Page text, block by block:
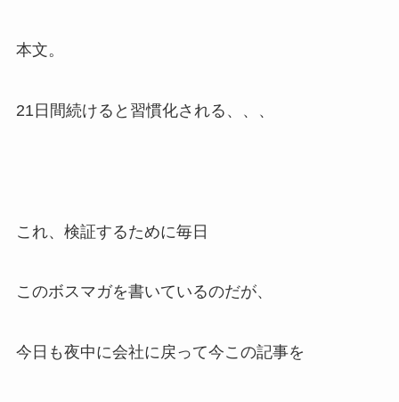
本文。
21日間続けると習慣化される、、、
これ、検証するために毎日
このボスマガを書いているのだが、
今日も夜中に会社に戻って今この記事を